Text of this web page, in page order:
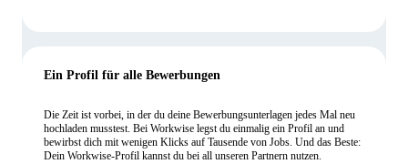
Ein Profil für alle Bewerbungen
Die Zeit ist vorbei, in der du deine Bewerbungsunterlagen jedes Mal neu
hochladen musstest. Bei Workwise legst du einmalig ein Profil an und
bewirbst dich mit wenigen Klicks auf Tausende von Jobs. Und das Beste:
Dein Workwise-Profil kannst du bei all unseren Partnern nutzen.